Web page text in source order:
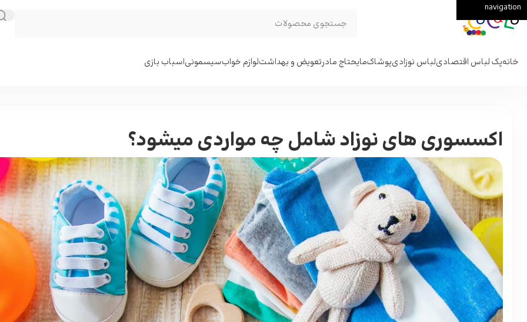
navigation
Skip to main content
خانهپک لباس اقتصادیلباس نوزادیپوشاکمایحتاج مادرتعویض و بهداشتلوازم خوابسیسمونیاسباب بازی
اکسسوری‌ های نوزاد شامل چه مواردی میشود؟